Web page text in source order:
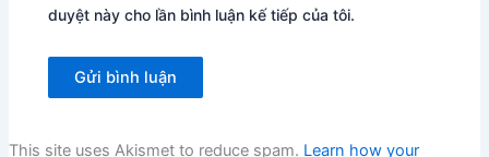
duyệt này cho lần bình luận kế tiếp của tôi.
This site uses Akismet to reduce spam. Learn how your